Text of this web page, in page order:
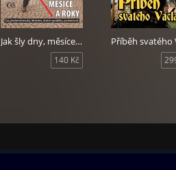
Kniha Jak šly dny, měsíce a roky
Jak šly dny, měsíce a roky
140 Kč